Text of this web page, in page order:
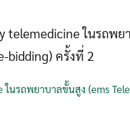
telemedicine ในรถพย
bidding) ครั้งที่ 2
นรถพยาบาลขั้นสูง (ems